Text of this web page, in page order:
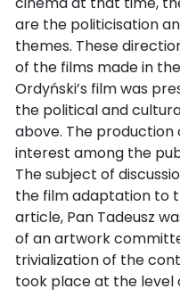
are the politicisation
themes. These
of the films made in the
Ordyński’s film was
the political and
above. The
interest among the
The subject of
the film adaptation to
article, Pan Tadeusz
of an artwork
trivialization of the
took place at the